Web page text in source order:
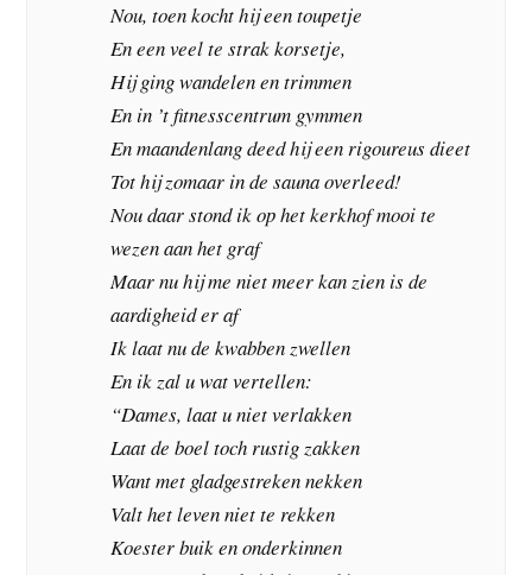
Nou, toen kocht hij een toupetje
En een veel te strak korsetje,
Hij ging wandelen en trimmen
En in ’t fitnesscentrum gymmen
En maandenlang deed hij een rigoureus dieet
Tot hij zomaar in de sauna overleed!
Nou daar stond ik op het kerkhof mooi te
wezen aan het graf
Maar nu hij me niet meer kan zien is de
aardigheid er af
Ik laat nu de kwabben zwellen
En ik zal u wat vertellen:
“Dames, laat u niet verlakken
Laat de boel toch rustig zakken
Want met gladgestreken nekken
Valt het leven niet te rekken
Koester buik en onderkinnen